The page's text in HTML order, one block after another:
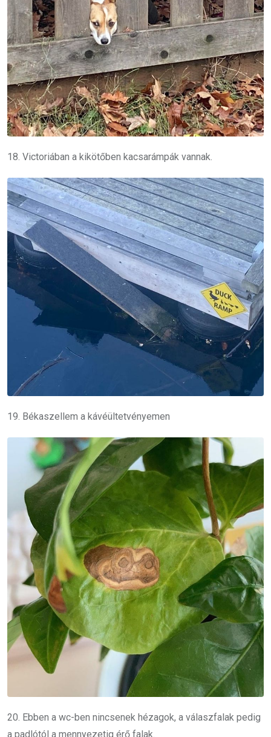
18. Victoriában a kikötőben kacsarámpák vannak.
19. Békaszellem a kávéültetvényemen
20. Ebben a wc-ben nincsenek hézagok, a válaszfalak pedig
a padlótól a mennyezetig érő falak.